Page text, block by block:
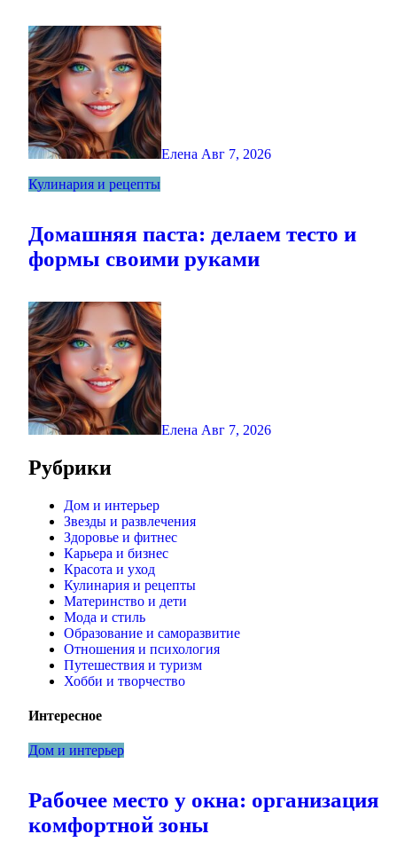
Елена Авг 7, 2026
Кулинария и рецепты
Домашняя паста: делаем тесто и
формы своими руками
Елена Авг 7, 2026
Рубрики
Дом и интерьер
Звезды и развлечения
Здоровье и фитнес
Карьера и бизнес
Красота и уход
Кулинария и рецепты
Материнство и дети
Мода и стиль
Образование и саморазвитие
Отношения и психология
Путешествия и туризм
Хобби и творчество
Интересное
Дом и интерьер
Рабочее место у окна: организация
комфортной зоны